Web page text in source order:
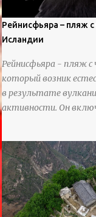
вылепить каждую
https://
Рейнисфьяра – пляж
Исландии
Рейнисфьяра - пляж с
который возник
в результате
активности. Он
массивные
шестиугольные
утесы, лавовые
береговую линию и
каменные арки.